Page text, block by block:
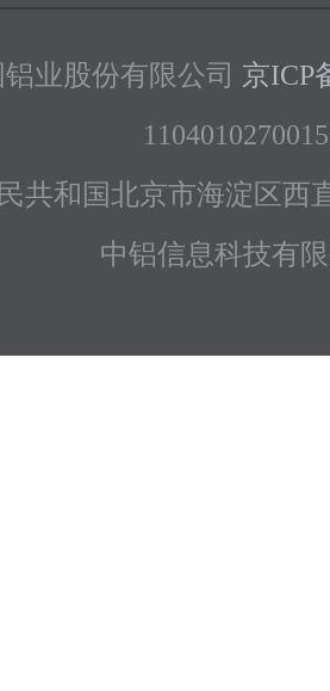
业股份有限公司 京ICP
共和国北京市海淀区西
中铝信息科技有